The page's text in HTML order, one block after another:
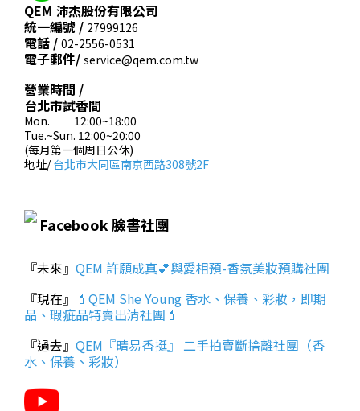
QEM 沛杰股份有限公司
統一編號 / 27999126
電話 / 02-2556-0531
電子郵件/ service@qem.com.tw
營業時間 /
台北市試香間
Mon. 12:00~18:00
Tue.~Sun. 12:00~20:00
(每月第一個周日公休)
地址/台北市大同區南京西路308號2F
Facebook 臉書社團
『未來』 QEM 許願成真💕與愛相預-香氛美妝預購社團
『現在』 💄QEM She Young 香水、保養、彩妝，即期
品、瑕疵品特賣出清社團💄
『過去』 QEM『晴易香挺』 二手拍賣斷捨離社團（香
水、保養、彩妝）